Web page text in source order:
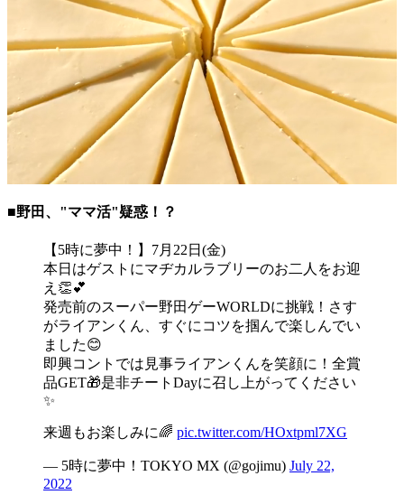
■野田、"ママ活"疑惑！？
【5時に夢中！】7月22日(金)
本日はゲストにマヂカルラブリーのお二人をお迎
え👏💕
発売前のスーパー野田ゲーWORLDに挑戦！さす
がライアンくん、すぐにコツを掴んで楽しんでい
ました😊
即興コントでは見事ライアンくんを笑顔に！全賞
品GET🎁是非チートDayに召し上がってください
✨
来週もお楽しみに🌈 pic.twitter.com/HOxtpml7XG
— 5時に夢中！TOKYO MX (@gojimu) July 22,
2022